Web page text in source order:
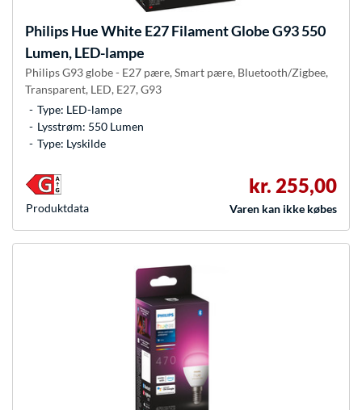
Philips HueWhite E27 Filament Globe G93 550
Lumen, LED-lampe
Philips G93 globe - E27 pære, Smart pære, Bluetooth/Zigbee,
Transparent, LED, E27, G93
Type: LED-lampe
Lysstrøm: 550 Lumen
Type: Lyskilde
kr. 255,00
Varen kan ikke købes
Produkt­data